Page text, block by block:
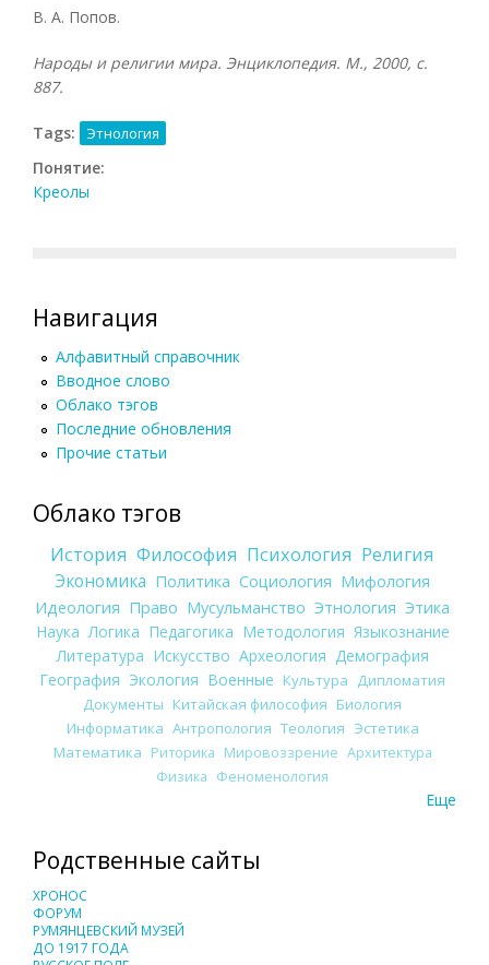
В. А. Попов.
Народы и религии мира. Энциклопедия. М., 2000, с.
887.
Tags: Этнология
Понятие:
Креолы
Навигация
Алфавитный справочник
Вводное слово
Облако тэгов
Последние обновления
Прочие статьи
Облако тэгов
История Философия Психология Религия
Экономика Политика Социология Мифология
Идеология Право Мусульманство Этнология Этика
Наука Логика Педагогика Методология Языкознание
Литература Искусство Археология Демография
География Экология Военные Культура
Дипломатия
Документы Китайская философия Биология
Информатика Антропология Теология Эстетика
Математика Риторика Мировоззрение Архитектура
Физика Феноменология
Еще
Родственные сайты
ХРОНОС
ФОРУМ
РУМЯНЦЕВСКИЙ МУЗЕЙ
ДО 1917 ГОДА